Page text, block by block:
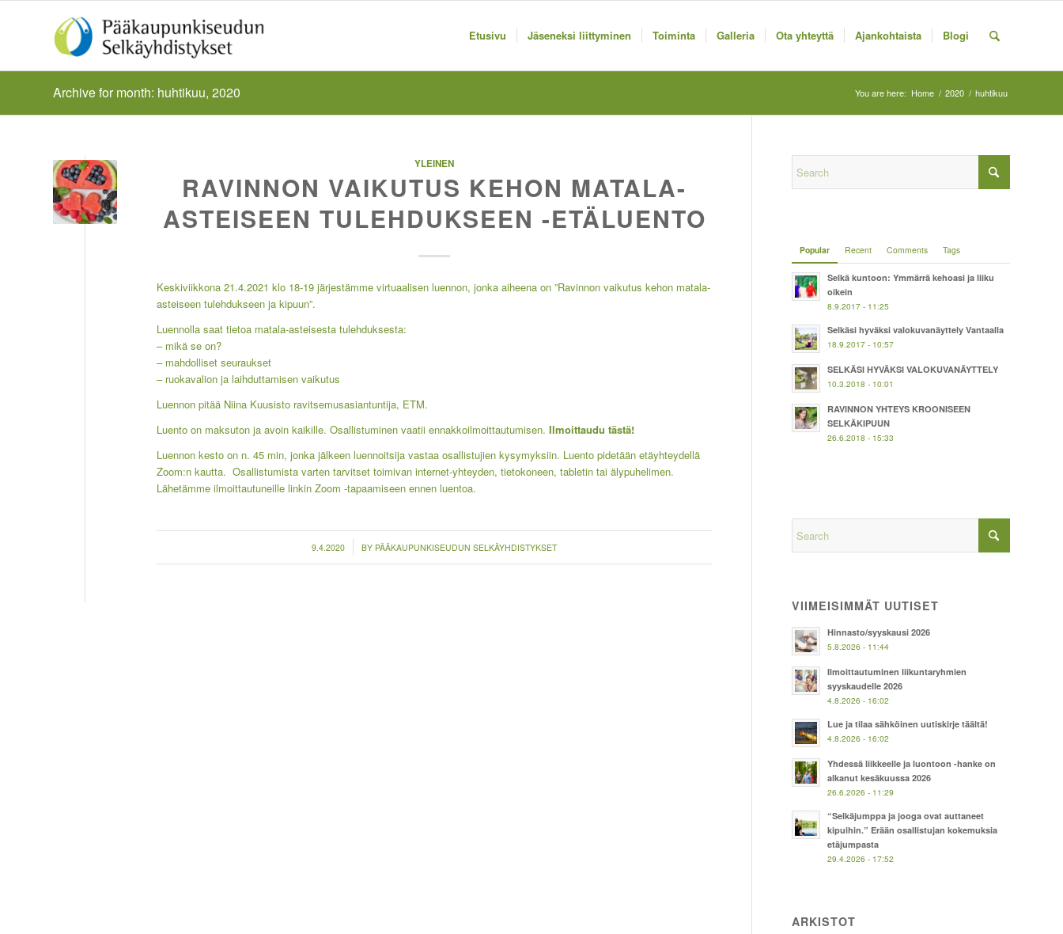
Etusivu Jäseneksi liittyminen Toiminta Galleria Ota yhteyttä Ajankohtaista Blogi
Archive for month: huhtikuu, 2020 You are here: Home / 2020 / huhtikuu
YLEINEN
RAVINNON VAIKUTUS KEHON MATALA-
ASTEISEEN TULEHDUKSEEN -ETÄLUENTO
Keskiviikkona 21.4.2021 klo 18-19 järjestämme virtuaalisen luennon, jonka aiheena on ”Ravinnon vaikutus kehon matala-
asteiseen tulehdukseen ja kipuun”.
Luennolla saat tietoa matala-asteisesta tulehduksesta:
– mikä se on?
– mahdolliset seuraukset
– ruokavalion ja laihduttamisen vaikutus
Luennon pitää Niina Kuusisto ravitsemusasiantuntija, ETM.
Luento on maksuton ja avoin kaikille. Osallistuminen vaatii ennakkoilmoittautumisen. Ilmoittaudu tästä!
Luennon kesto on n. 45 min, jonka jälkeen luennoitsija vastaa osallistujien kysymyksiin. Luento pidetään etäyhteydellä
Zoom:n kautta. Osallistumista varten tarvitset toimivan internet-yhteyden, tietokoneen, tabletin tai älypuhelimen.
Lähetämme ilmoittautuneille linkin Zoom -tapaamiseen ennen luentoa.
9.4.2020 BY PÄÄKAUPUNKISEUDUN SELKÄYHDISTYKSET
Popular Recent Comments Tags
Selkä kuntoon: Ymmärrä kehoasi ja liiku
oikein
8.9.2017 - 11:25
Selkäsi hyväksi valokuvanäyttely Vantaalla
18.9.2017 - 10:57
SELKÄSI HYVÄKSI VALOKUVANÄYTTELY
10.3.2018 - 10:01
RAVINNON YHTEYS KROONISEEN
SELKÄKIPUUN
26.6.2018 - 15:33
VIIMEISIMMÄT UUTISET
Hinnasto/syyskausi 2026
5.8.2026 - 11:44
Ilmoittautuminen liikuntaryhmien
syyskaudelle 2026
4.8.2026 - 16:02
Lue ja tilaa sähköinen uutiskirje täältä!
4.8.2026 - 16:02
Yhdessä liikkeelle ja luontoon -hanke on
alkanut kesäkuussa 2026
26.6.2026 - 11:29
“Selkäjumppa ja jooga ovat auttaneet
kipuihin.” Erään osallistujan kokemuksia
etäjumpasta
29.4.2026 - 17:52
ARKISTOT